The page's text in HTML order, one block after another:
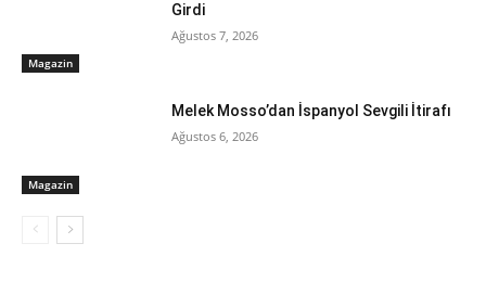
Magazin
Girdi
Ağustos 7, 2026
Magazin
Melek Mosso’dan İspanyol Sevgili İtirafı
Ağustos 6, 2026